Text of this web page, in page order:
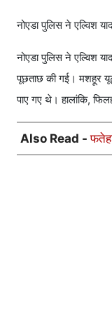
नोएडा पुलिस ने एल्विश
नोएडा पुलिस ने एल्विश
पूछताछ की गई। मशहूर
पाए गए थे। हालांकि,
Also Read -